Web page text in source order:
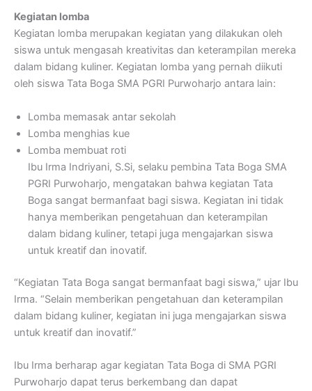
Kegiatan lomba
Kegiatan lomba merupakan kegiatan yang dilakukan oleh
siswa untuk mengasah kreativitas dan keterampilan mereka
dalam bidang kuliner. Kegiatan lomba yang pernah diikuti
oleh siswa Tata Boga SMA PGRI Purwoharjo antara lain:
Lomba memasak antar sekolah
Lomba menghias kue
Lomba membuat roti
Ibu Irma Indriyani, S.Si, selaku pembina Tata Boga SMA
PGRI Purwoharjo, mengatakan bahwa kegiatan Tata
Boga sangat bermanfaat bagi siswa. Kegiatan ini tidak
hanya memberikan pengetahuan dan keterampilan
dalam bidang kuliner, tetapi juga mengajarkan siswa
untuk kreatif dan inovatif.
“Kegiatan Tata Boga sangat bermanfaat bagi siswa,” ujar Ibu
Irma. “Selain memberikan pengetahuan dan keterampilan
dalam bidang kuliner, kegiatan ini juga mengajarkan siswa
untuk kreatif dan inovatif.”
Ibu Irma berharap agar kegiatan Tata Boga di SMA PGRI
Purwoharjo dapat terus berkembang dan dapat